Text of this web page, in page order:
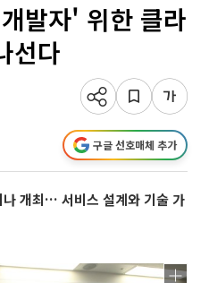
발자' 위한 클라
선다
구글 선호매체 추가
개최… 서비스 설계와 기술 가